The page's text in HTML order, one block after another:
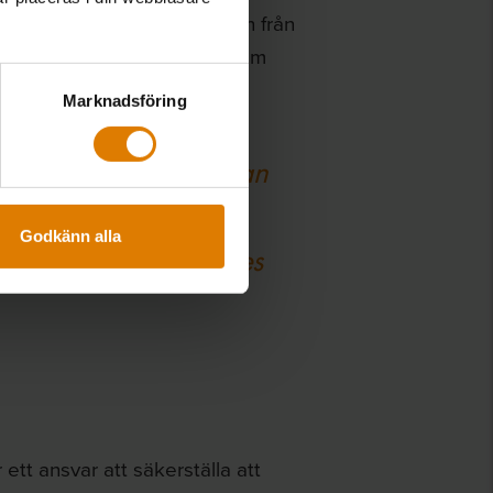
Marknadsföring
Godkänn alla
kunna inhämta yttranden från
det är svårt att avgöra om
hur blockhyra kan
för de avtalande
hyror vid Sveriges
ett ansvar att säkerställa att